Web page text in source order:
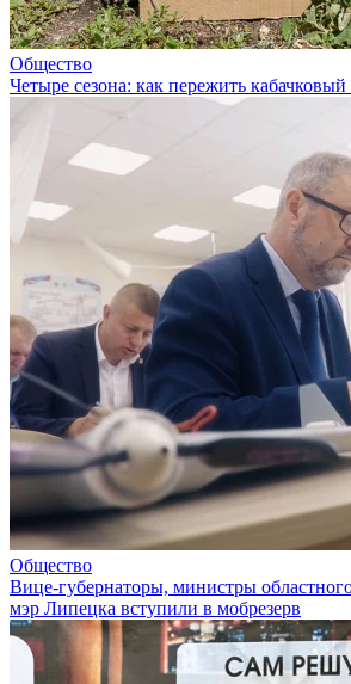
Общество
Четыре сезона: как пережить
Общество
Вице-губернаторы, министры
мэр Липецка вступили в мобрезерв